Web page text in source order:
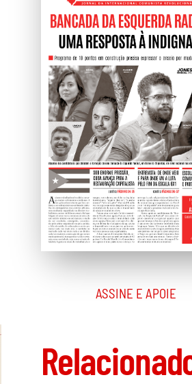
ASSINE E APOIE